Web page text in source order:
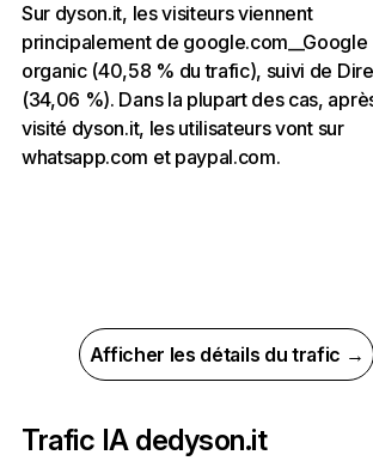
Sur dyson.it, les visiteurs viennent
principalement de google.com__Google
organic (40,58 % du trafic), suivi de
(34,06 %). Dans la plupart des cas,
visité dyson.it, les utilisateurs vont sur
whatsapp.com et paypal.com.
Afficher les détails du trafic →
Trafic IA dedyson.it